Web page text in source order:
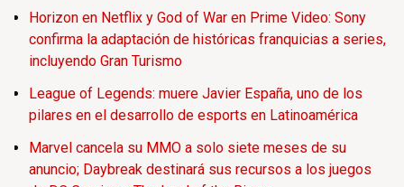
Horizon en Netflix y God of War en Prime Video: Sony
confirma la adaptación de históricas franquicias a series,
incluyendo Gran Turismo
League of Legends: muere Javier España, uno de los
pilares en el desarrollo de esports en Latinoamérica
Marvel cancela su MMO a solo siete meses de su
anuncio; Daybreak destinará sus recursos a los juegos